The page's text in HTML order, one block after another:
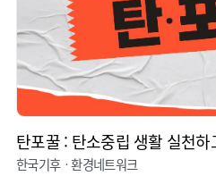
한국기후ㆍ환경네트워크